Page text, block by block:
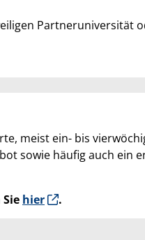
Partneruniversität
meist ein- bis
sowie häufig auch ein
hier .